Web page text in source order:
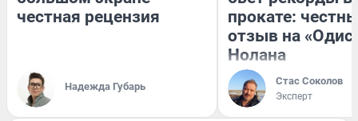
честная рецензия
Надежда Губарь
прокате:
отзыв на
Нолана
Стас Соколов
Эксперт